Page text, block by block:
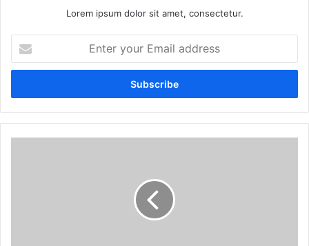
Lorem ipsum dolor sit amet, consectetur.
your
Email